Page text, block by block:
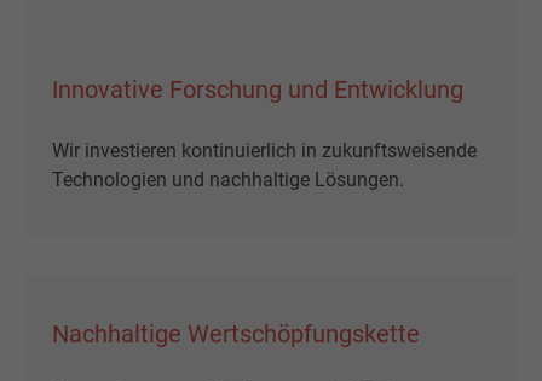
Anbieter Facebook Ireland Ltd.
Laufzeit 1 Jahr
Innovative Forschung und Entwicklung
Wir investieren kontinuierlich in zukunftsweisende
Technologien und nachhaltige Lösungen.
Nachhaltige Wertschöpfungskette